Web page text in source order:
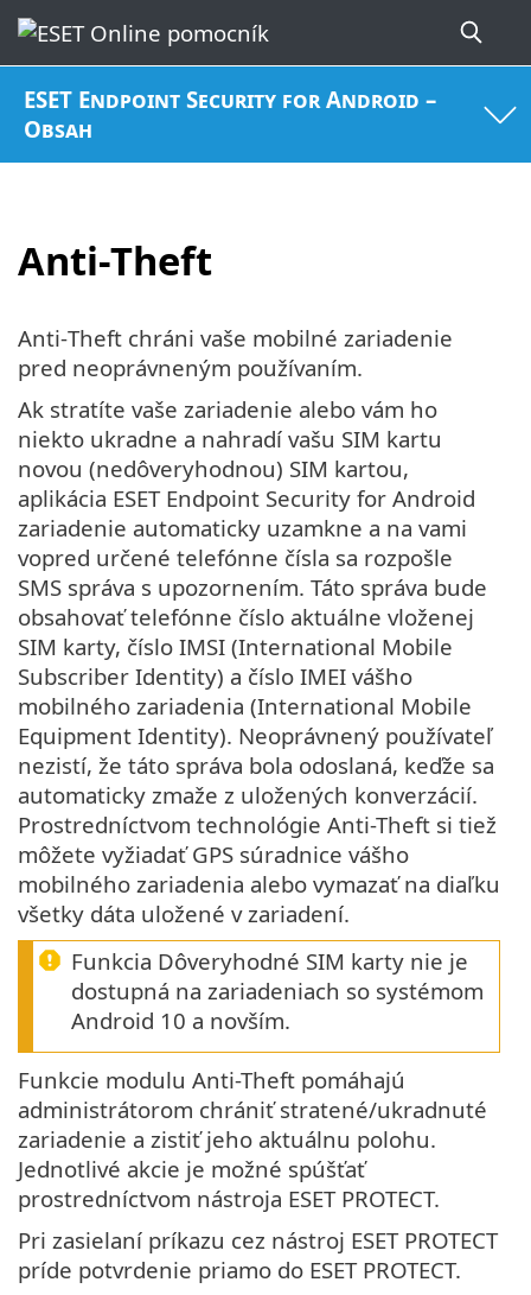
ESET Endpoint Security for Android –
Obsah
Anti-Theft
Anti‑Theft chráni vaše mobilné zariadenie
pred neoprávneným používaním.
Ak stratíte vaše zariadenie alebo vám ho
niekto ukradne a nahradí vašu SIM kartu
novou (nedôveryhodnou) SIM kartou,
aplikácia ESET Endpoint Security for Android
zariadenie automaticky uzamkne a na vami
vopred určené telefónne čísla sa rozpošle
SMS správa s upozornením. Táto správa bude
obsahovať telefónne číslo aktuálne vloženej
SIM karty, číslo IMSI (International Mobile
Subscriber Identity) a číslo IMEI vášho
mobilného zariadenia (International Mobile
Equipment Identity). Neoprávnený používateľ
nezistí, že táto správa bola odoslaná, keďže sa
automaticky zmaže z uložených konverzácií.
Prostredníctvom technológie Anti-Theft si tiež
môžete vyžiadať GPS súradnice vášho
mobilného zariadenia alebo vymazať na diaľku
všetky dáta uložené v zariadení.
Funkcia Dôveryhodné SIM karty nie je
dostupná na zariadeniach so systémom
Android 10 a novším.
Funkcie modulu Anti-Theft pomáhajú
administrátorom chrániť stratené/ukradnuté
zariadenie a zistiť jeho aktuálnu polohu.
Jednotlivé akcie je možné spúšťať
prostredníctvom nástroja ESET PROTECT.
Pri zasielaní príkazu cez nástroj ESET PROTECT
príde potvrdenie priamo do ESET PROTECT.